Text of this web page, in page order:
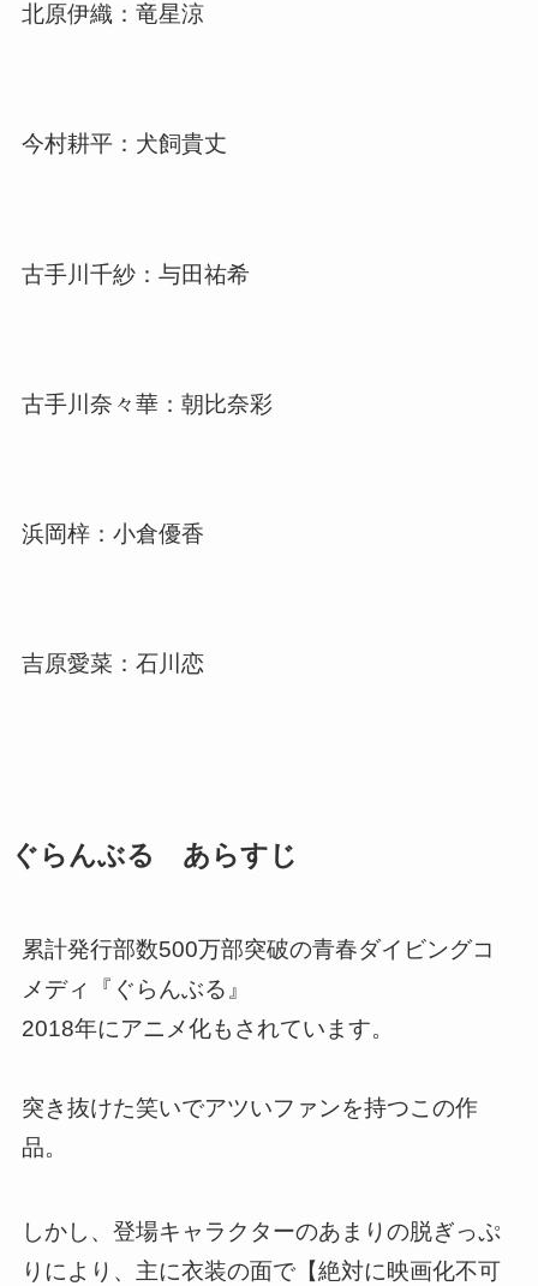
北原伊織：竜星涼
今村耕平：犬飼貴丈
古手川千紗：与田祐希
古手川奈々華：朝比奈彩
浜岡梓：小倉優香
吉原愛菜：石川恋
ぐらんぶる あらすじ
累計発行部数500万部突破の青春ダイビングコ
メディ『ぐらんぶる』
2018年にアニメ化もされています。
突き抜けた笑いでアツいファンを持つこの作
品。
しかし、登場キャラクターのあまりの脱ぎっぷ
りにより、主に衣装の面で【絶対に映画化不可